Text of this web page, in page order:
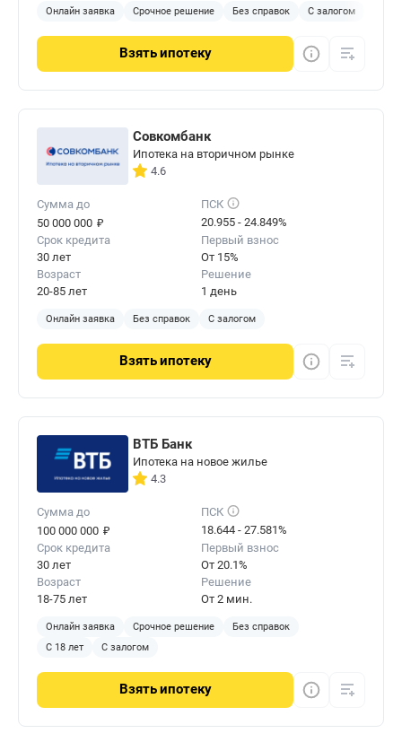
Онлайн заявка Срочное решение Без справок С залогом
Взятьипотеку
Совкомбанк
Ипотека на вторичном рынке
4.6
Сумма до
50 000 000 ₽
ПСК
20.955 - 24.849%
Срок кредита
30 лет
Первый взнос
От 15%
Возраст
20-85 лет
Решение
1 день
Онлайн заявка Без справок С залогом
Взятьипотеку
ВТБ Банк
Ипотека на новое жилье
4.3
Сумма до
100 000 000 ₽
ПСК
18.644 - 27.581%
Срок кредита
30 лет
Первый взнос
От 20.1%
Возраст
18-75 лет
Решение
От 2 мин.
Онлайн заявка Срочное решение
Без справок
С 18 лет
С залогом
Взятьипотеку